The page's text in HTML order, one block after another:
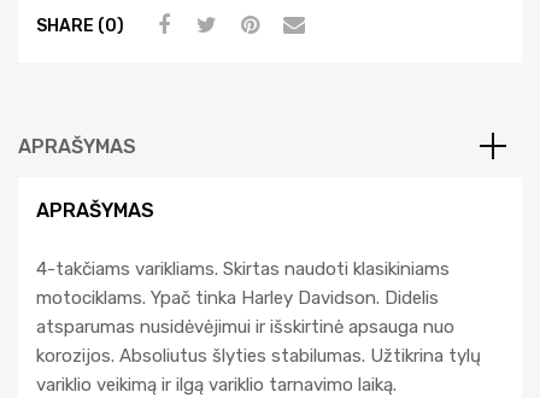
SHARE (0)
APRAŠYMAS
APRAŠYMAS
4-takčiams varikliams. Skirtas naudoti klasikiniams
motociklams. Ypač tinka Harley Davidson. Didelis
atsparumas nusidėvėjimui ir išskirtinė apsauga nuo
korozijos. Absoliutus šlyties stabilumas. Užtikrina tylų
variklio veikimą ir ilgą variklio tarnavimo laiką.